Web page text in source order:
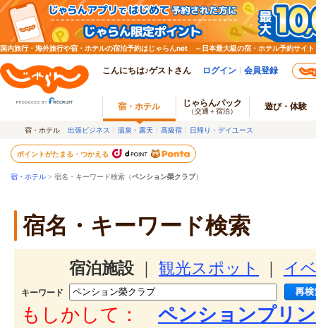
国内旅行・海外旅行や宿・ホテルの宿泊予約はじゃらんnet ～日本最大級の宿・ホテル予約サイト
こんにちは♪ゲストさん ログイン 会員登録
宿・ホテル じゃらんパック
（交通＋宿泊） 遊び・体験
宿・ホテル 出張ビジネス 温泉・露天 高級宿 日帰り・デイユース
ポイントがたまる・つかえる
宿・ホテル > 宿名・キーワード検索（ペンション榮クラブ）
宿名・キーワード検索
宿泊施設 観光スポット イ
キーワード
もしかして： ペンションプリ